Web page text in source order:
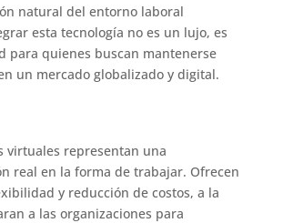
natural del entorno laboral
esta tecnología no es un lujo, es
para quienes buscan mantenerse
un mercado globalizado y digital.
virtuales representan una
real en la forma de trabajar. Ofrecen
y reducción de costos, a la
a las organizaciones para